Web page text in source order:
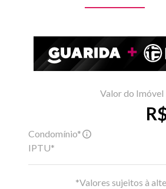
Valor do Imóvel
Condomínio*
IPTU*
*Valores sujeitos à